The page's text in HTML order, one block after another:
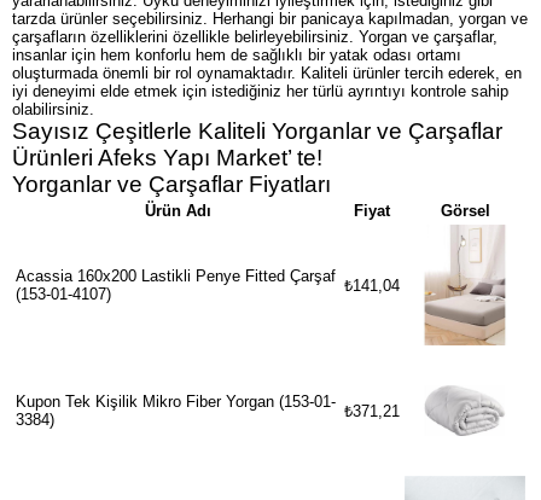
tarzda ürünler seçebilirsiniz. Herhangi bir panicaya kapılmadan, yorgan ve
çarşafların özelliklerini özellikle belirleyebilirsiniz. Yorgan ve çarşaflar,
insanlar için hem konforlu hem de sağlıklı bir yatak odası ortamı
oluşturmada önemli bir rol oynamaktadır. Kaliteli ürünler tercih ederek, en
iyi deneyimi elde etmek için istediğiniz her türlü ayrıntıyı kontrole sahip
olabilirsiniz.
Sayısız Çeşitlerle Kaliteli Yorganlar ve Çarşaflar
Ürünleri Afeks Yapı Market’ te!
Yorganlar ve Çarşaflar Fiyatları
Ürün Adı Fiyat Görsel
Acassia 160x200 Lastikli Penye Fitted Çarşaf
(153-01-4107)
₺141,04
Kupon Tek Kişilik Mikro Fiber Yorgan (153-01-
3384)
₺371,21